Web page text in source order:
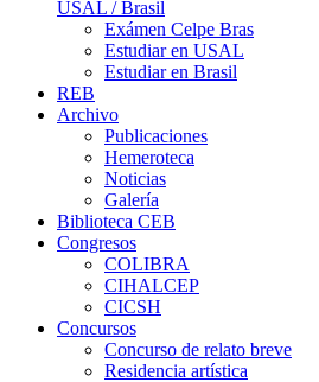
USAL / Brasil
Exámen Celpe Bras
Estudiar en USAL
Estudiar en Brasil
REB
Archivo
Publicaciones
Hemeroteca
Noticias
Galería
Biblioteca CEB
Congresos
COLIBRA
CIHALCEP
CICSH
Concursos
Concurso de relato breve
Residencia artística